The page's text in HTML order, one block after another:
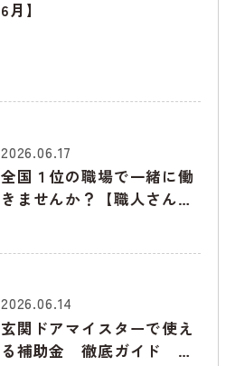
6月】
2026.06.17
全国１位の職場で一緒に働
きませんか？【職人さん募
2026.06.14
玄関ドアマイスターで使え
る補助金 徹底ガイド